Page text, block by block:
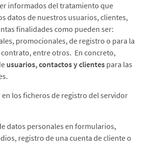
informados del tratamiento que
datos de nuestros usuarios, clientes,
finalidades como pueden ser:
promocionales, de registro o para la
entre otros. En concreto,
usuarios, contactos y clientes para las
los ficheros de registro del servidor
datos personales en formularios,
registro de una cuenta de cliente o